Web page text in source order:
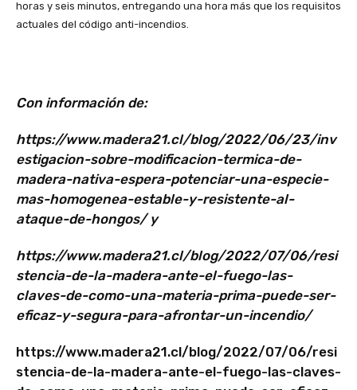
horas y seis minutos, entregando una hora más que los requisitos
actuales del código anti-incendios.
Con información de:
https://www.madera21.cl/blog/2022/06/23/inv
estigacion-sobre-modificacion-termica-de-
madera-nativa-espera-potenciar-una-especie-
mas-homogenea-estable-y-resistente-al-
ataque-de-hongos/ y
https://www.madera21.cl/blog/2022/07/06/resi
stencia-de-la-madera-ante-el-fuego-las-
claves-de-como-una-materia-prima-puede-ser-
eficaz-y-segura-para-afrontar-un-incendio/
https://www.madera21.cl/blog/2022/07/06/resi
stencia-de-la-madera-ante-el-fuego-las-claves-